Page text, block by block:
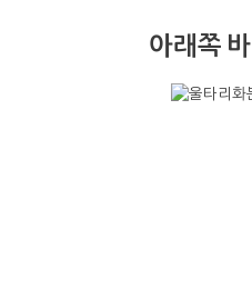
아래쪽